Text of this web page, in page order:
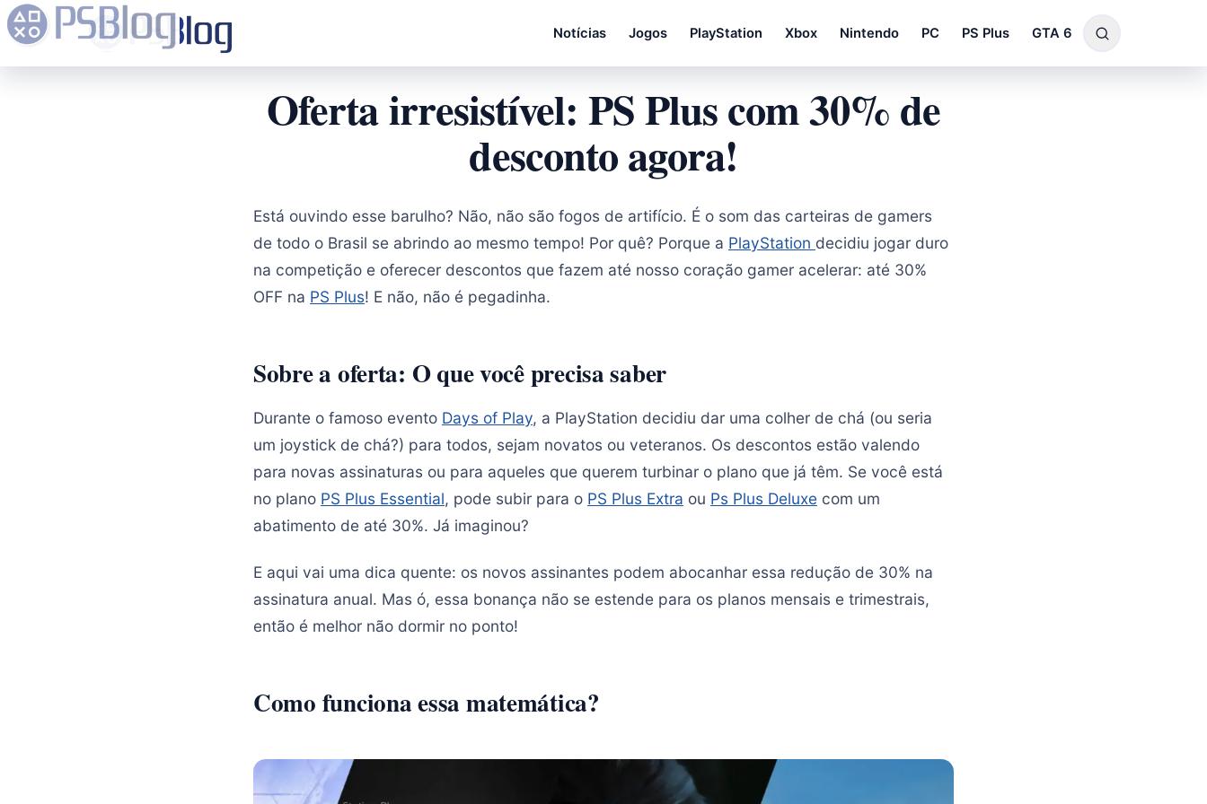
Notícias Jogos PlayStation Xbox Nintendo PC PS Plus GTA 6
Oferta irresistível: PS Plus com 30% de
desconto agora!
Está ouvindo esse barulho? Não, não são fogos de artifício. É o som das carteiras de gamers
de todo o Brasil se abrindo ao mesmo tempo! Por quê? Porque a PlayStation decidiu jogar duro
na competição e oferecer descontos que fazem até nosso coração gamer acelerar: até 30%
OFF na PS Plus! E não, não é pegadinha.
Sobre a oferta: O que você precisa saber
Durante o famoso evento Days of Play, a PlayStation decidiu dar uma colher de chá (ou seria
um joystick de chá?) para todos, sejam novatos ou veteranos. Os descontos estão valendo
para novas assinaturas ou para aqueles que querem turbinar o plano que já têm. Se você está
no plano PS Plus Essential, pode subir para o PS Plus Extra ou Ps Plus Deluxe com um
abatimento de até 30%. Já imaginou?
E aqui vai uma dica quente: os novos assinantes podem abocanhar essa redução de 30% na
assinatura anual. Mas ó, essa bonança não se estende para os planos mensais e trimestrais,
então é melhor não dormir no ponto!
Como funciona essa matemática?